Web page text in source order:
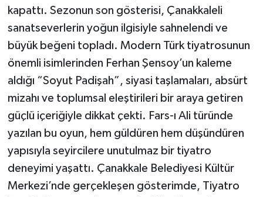
kapattı. Sezonun son gösterisi, Çanakkaleli
sanatseverlerin yoğun ilgisiyle sahnelendi ve
büyük beğeni topladı. Modern Türk tiyatrosunun
önemli isimlerinden Ferhan Şensoy’un kaleme
aldığı “Soyut Padişah”, siyasi taşlamaları, absürt
mizahı ve toplumsal eleştirileri bir araya getiren
güçlü içeriğiyle dikkat çekti. Fars-ı Ali türünde
yazılan bu oyun, hem güldüren hem düşündüren
yapısıyla seyircilere unutulmaz bir tiyatro
deneyimi yaşattı. Çanakkale Belediyesi Kültür
Merkezi’nde gerçekleşen gösterimde, Tiyatro